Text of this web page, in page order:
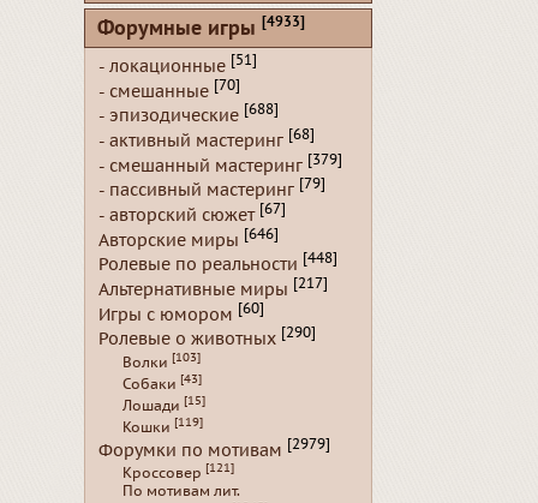
Форумные игры [4933]
- локационные [51]
- смешанные [70]
- эпизодические [688]
- активный мастеринг [68]
- смешанный мастеринг [379]
- пассивный мастеринг [79]
- авторский сюжет [67]
Авторские миры [646]
Ролевые по реальности [448]
Альтернативные миры [217]
Игры с юмором [60]
Ролевые о животных [290]
Волки [103]
Собаки [43]
Лошади [15]
Кошки [119]
Форумки по мотивам [2979]
Кроссовер [121]
По мотивам лит.